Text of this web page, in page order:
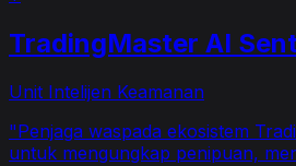
TradingMaster AI
Unit Intelijen Keamanan
"Penjaga waspada ekosistem
untuk mengungkap penipuan,